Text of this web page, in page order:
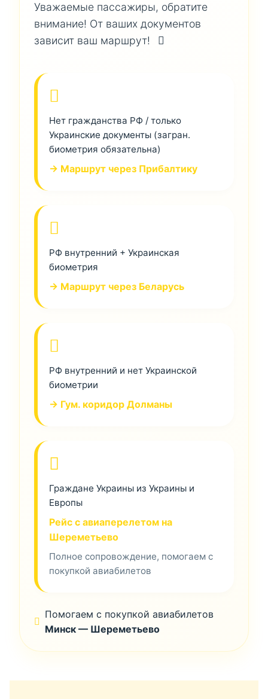
Уважаемые пассажиры, обратите
внимание! От ваших документов
зависит ваш маршрут!
Нет гражданства РФ / только
Украинские документы (загран.
биометрия обязательна)
→ Маршрут через Прибалтику
РФ внутренний + Украинская
биометрия
→ Маршрут через Беларусь
РФ внутренний и нет Украинской
биометрии
→ Гум. коридор Долманы
Граждане Украины из Украины и
Европы
Рейс с авиаперелетом на
Шереметьево
Полное сопровождение, помогаем с
покупкой авиабилетов
Помогаем с покупкой авиабилетов
Минск — Шереметьево